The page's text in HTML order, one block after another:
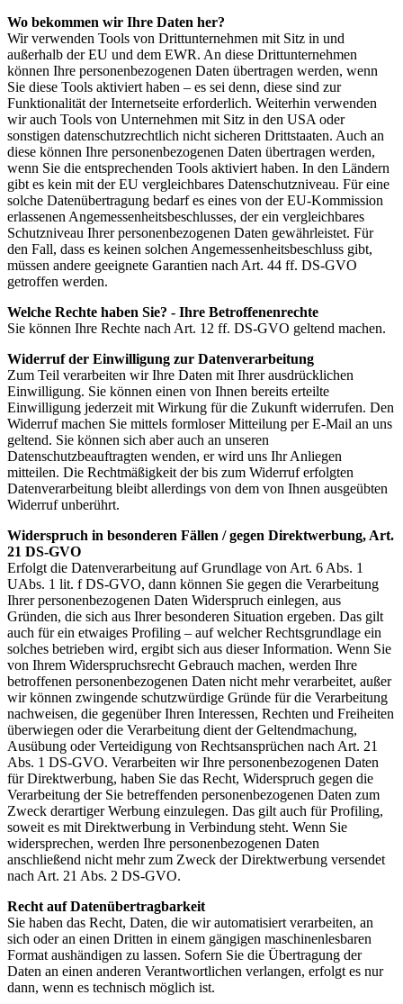
Wo bekommen wir Ihre Daten her?
Wir verwenden Tools von Drittunternehmen mit Sitz in und
außerhalb der EU und dem EWR. An diese Drittunternehmen
können Ihre personenbezogenen Daten übertragen werden, wenn
Sie diese Tools aktiviert haben – es sei denn, diese sind zur
Funktionalität der Internetseite erforderlich. Weiterhin verwenden
wir auch Tools von Unternehmen mit Sitz in den USA oder
sonstigen datenschutzrechtlich nicht sicheren Drittstaaten. Auch an
diese können Ihre personenbezogenen Daten übertragen werden,
wenn Sie die entsprechenden Tools aktiviert haben. In den Ländern
gibt es kein mit der EU vergleichbares Datenschutzniveau. Für eine
solche Datenübertragung bedarf es eines von der EU-Kommission
erlassenen Angemessenheitsbeschlusses, der ein vergleichbares
Schutzniveau Ihrer personenbezogenen Daten gewährleistet. Für
den Fall, dass es keinen solchen Angemessenheitsbeschluss gibt,
müssen andere geeignete Garantien nach Art. 44 ff. DS-GVO
getroffen werden.
Welche Rechte haben Sie? - Ihre Betroffenenrechte
Sie können Ihre Rechte nach Art. 12 ff. DS-GVO geltend machen.
Widerruf der Einwilligung zur Datenverarbeitung
Zum Teil verarbeiten wir Ihre Daten mit Ihrer ausdrücklichen
Einwilligung. Sie können einen von Ihnen bereits erteilte
Einwilligung jederzeit mit Wirkung für die Zukunft widerrufen. Den
Widerruf machen Sie mittels formloser Mitteilung per E-Mail an uns
geltend. Sie können sich aber auch an unseren
Datenschutzbeauftragten wenden, er wird uns Ihr Anliegen
mitteilen. Die Rechtmäßigkeit der bis zum Widerruf erfolgten
Datenverarbeitung bleibt allerdings von dem von Ihnen ausgeübten
Widerruf unberührt.
Widerspruch in besonderen Fällen / gegen Direktwerbung, Art.
21 DS-GVO
Erfolgt die Datenverarbeitung auf Grundlage von Art. 6 Abs. 1
UAbs. 1 lit. f DS-GVO, dann können Sie gegen die Verarbeitung
Ihrer personenbezogenen Daten Widerspruch einlegen, aus
Gründen, die sich aus Ihrer besonderen Situation ergeben. Das gilt
auch für ein etwaiges Profiling – auf welcher Rechtsgrundlage ein
solches betrieben wird, ergibt sich aus dieser Information. Wenn Sie
von Ihrem Widerspruchsrecht Gebrauch machen, werden Ihre
betroffenen personenbezogenen Daten nicht mehr verarbeitet, außer
wir können zwingende schutzwürdige Gründe für die Verarbeitung
nachweisen, die gegenüber Ihren Interessen, Rechten und Freiheiten
überwiegen oder die Verarbeitung dient der Geltendmachung,
Ausübung oder Verteidigung von Rechtsansprüchen nach Art. 21
Abs. 1 DS-GVO. Verarbeiten wir Ihre personenbezogenen Daten
für Direktwerbung, haben Sie das Recht, Widerspruch gegen die
Verarbeitung der Sie betreffenden personenbezogenen Daten zum
Zweck derartiger Werbung einzulegen. Das gilt auch für Profiling,
soweit es mit Direktwerbung in Verbindung steht. Wenn Sie
widersprechen, werden Ihre personenbezogenen Daten
anschließend nicht mehr zum Zweck der Direktwerbung versendet
nach Art. 21 Abs. 2 DS-GVO.
Recht auf Datenübertragbarkeit
Sie haben das Recht, Daten, die wir automatisiert verarbeiten, an
sich oder an einen Dritten in einem gängigen maschinenlesbaren
Format aushändigen zu lassen. Sofern Sie die Übertragung der
Daten an einen anderen Verantwortlichen verlangen, erfolgt es nur
dann, wenn es technisch möglich ist.